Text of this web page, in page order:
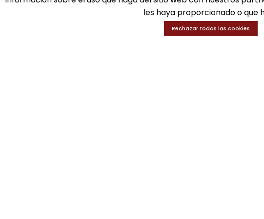
les haya proporcionado o que
Rechazar todas las cookies